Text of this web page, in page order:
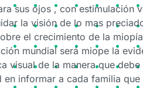
sus ojos , con estimulación
la visión de lo mas
el crecimiento de la
mundial será miope la
de la manera que debe
informar a cada familia